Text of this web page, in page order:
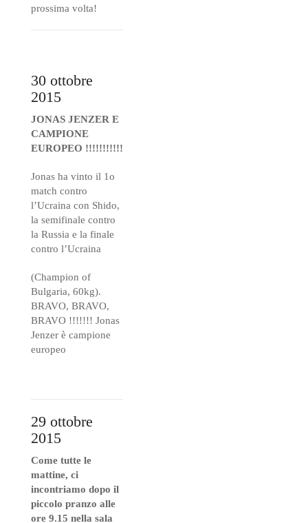
prossima volta!
30 ottobre
2015
JONAS JENZER E
CAMPIONE
EUROPEO !!!!!!!!!!!
Jonas ha vinto il 1o
match contro
l’Ucraina con Shido,
la semifinale contro
la Russia e la finale
contro l’Ucraina
(Champion of
Bulgaria, 60kg).
BRAVO, BRAVO,
BRAVO !!!!!!! Jonas
Jenzer è campione
europeo
29 ottobre
2015
Come tutte le
mattine, ci
incontriamo dopo il
piccolo pranzo alle
ore 9.15 nella sala